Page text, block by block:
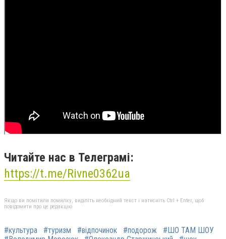
Читайте нас в Телеграмі:
https://t.me/Rivne0362ua
Якщо ви помітили помилку, виділіть необхідний текст і натисніть Ctrl + Enter, щоб
повідомити про це редакцію
#культура #туризм #відпочинок #подорож
#ШО ТАМ ШОУ